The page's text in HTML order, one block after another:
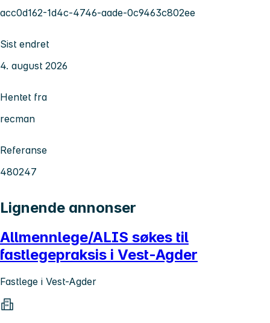
acc0d162-1d4c-4746-aade-0c9463c802ee
Sist endret
4. august 2026
Hentet fra
recman
Referanse
480247
Lignende annonser
Allmennlege/ALIS søkes til
fastlegepraksis i Vest-Agder
Fastlege i Vest-Agder